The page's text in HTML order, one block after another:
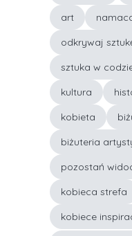
art
odkrywaj
sztuka w
kultura
kobieta
biżuteria
pozostań
kobieca strefa
kobiece